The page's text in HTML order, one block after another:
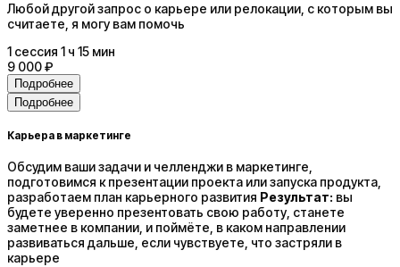
Любой другой запрос о карьере или релокации, с которым вы
считаете, я могу вам помочь
1 сессия 1 ч 15 мин
9 000 ₽
Подробнее
Подробнее
Карьера в маркетинге
Обсудим ваши задачи и челленджи в маркетинге,
подготовимся к презентации проекта или запуска продукта,
разработаем план карьерного развития Результат: вы
будете уверенно презентовать свою работу, станете
заметнее в компании, и поймёте, в каком направлении
развиваться дальше, если чувствуете, что застряли в
карьере